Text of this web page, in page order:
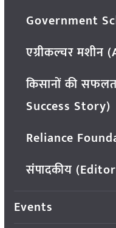
Government
एग्रीकल्चर
किसानों की
Success Story)
Reliance
संपादकीय
Events